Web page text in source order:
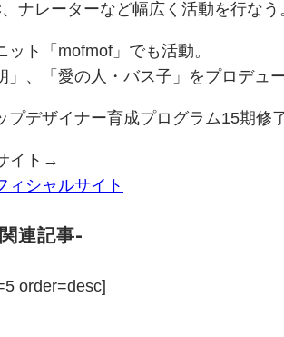
ナレーターなど幅広く活動を行なう
ト「mofmof」でも活動。
」、「愛の人・バス子」をプロデュ
デザイナー育成プログラム15期修了
イト→
ィシャルサイト
連記事-
order=desc]